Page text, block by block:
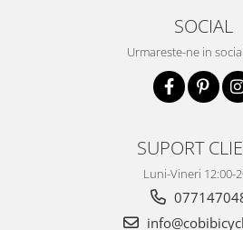
SOCIAL
Urmareste-ne in
SUPORT
Luni-Vineri 12:00-